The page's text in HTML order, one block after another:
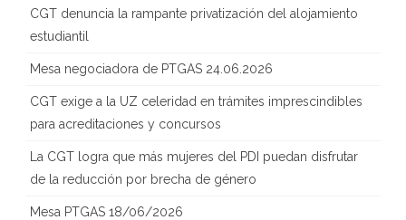
CGT denuncia la rampante privatización del alojamiento
estudiantil
Mesa negociadora de PTGAS 24.06.2026
CGT exige a la UZ celeridad en trámites imprescindibles
para acreditaciones y concursos
La CGT logra que más mujeres del PDI puedan disfrutar
de la reducción por brecha de género
Mesa PTGAS 18/06/2026